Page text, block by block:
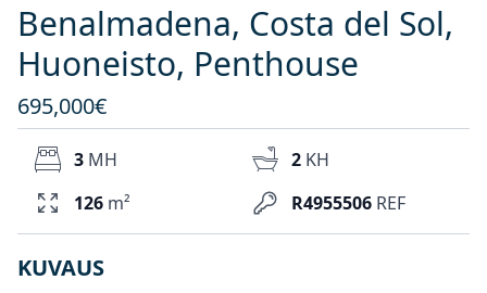
Benalmadena, Costa del Sol,
Huoneisto, Penthouse
695,000€
R4955506 REF
3 MH 2 KH
126 m²
KUVAUS